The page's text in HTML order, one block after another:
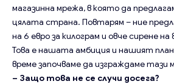
магазинна мрежа, в която да
цялата страна. Повтарям – ние
на 6 евро за килограм и овче сирене на
Това е нашата амбиция и нашият
време започваме да изграждаме тази
– Защо това не се случи досега?